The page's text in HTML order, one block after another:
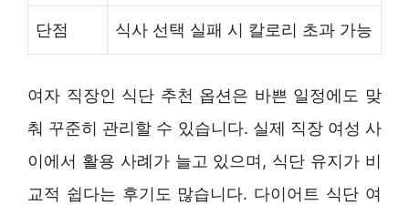
단점 식사 선택 실패 시 칼로리 초과 가능
여자 직장인 식단 추천 옵션은 바쁜 일정에도 맞
춰 꾸준히 관리할 수 있습니다. 실제 직장 여성 사
이에서 활용 사례가 늘고 있으며, 식단 유지가 비
교적 쉽다는 후기도 많습니다. 다이어트 식단 여